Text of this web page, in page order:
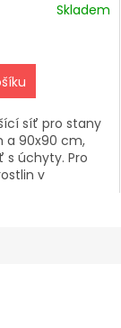
Skladem
síť pro stany
a 90x90 cm,
s úchyty. Pro
v
boxů.